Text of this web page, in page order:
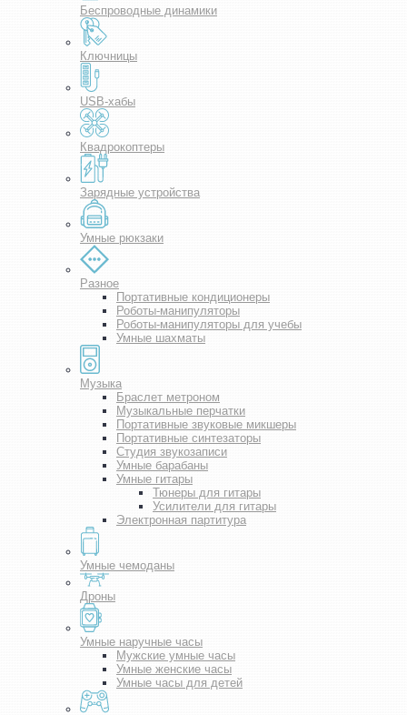
Беспроводные динамики
Ключницы
USB-хабы
Квадрокоптеры
Зарядные устройства
Умные рюкзаки
Разное
Портативные кондиционеры
Роботы-манипуляторы
Роботы-манипуляторы для учебы
Умные шахматы
Музыка
Браслет метроном
Музыкальные перчатки
Портативные звуковые микшеры
Портативные синтезаторы
Студия звукозаписи
Умные барабаны
Умные гитары
Тюнеры для гитары
Усилители для гитары
Электронная партитура
Умные чемоданы
Дроны
Умные наручные часы
Мужские умные часы
Умные женские часы
Умные часы для детей